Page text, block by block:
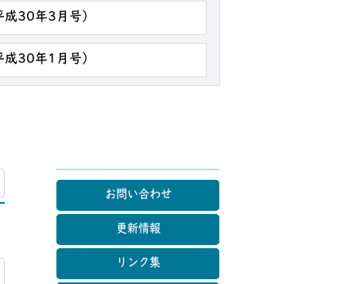
30年3月号）
30年1月号）
マップ
お問い合わせ
更新情報
リンク集